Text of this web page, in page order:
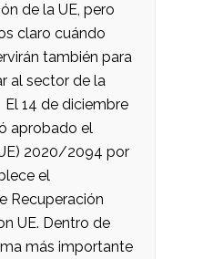
de la UE, pero
claro cuándo
también para
al sector de la
14 de diciembre
aprobado el
2020/2094 por
el
Recuperación
UE. Dentro de
más importante